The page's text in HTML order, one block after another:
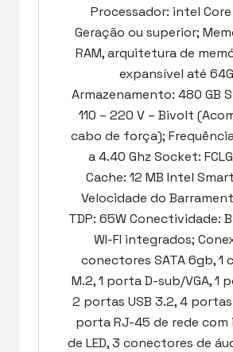
Processador: intel Core
Geração ou superior;
RAM, arquitetura de
expansível até
Armazenamento: 480 GB
110 – 220 V – Bivolt
cabo de força);
a 4.40 Ghz Socket:
Cache: 12 MB Intel
Velocidade do
TDP: 65W Conectividade:
WI-FI integrados;
conectores SATA 6gb, 1
M.2, 1 porta D-sub/VGA, 1
2 portas USB 3.2, 4 portas
porta RJ-45 de rede com
de LED, 3 conectores de